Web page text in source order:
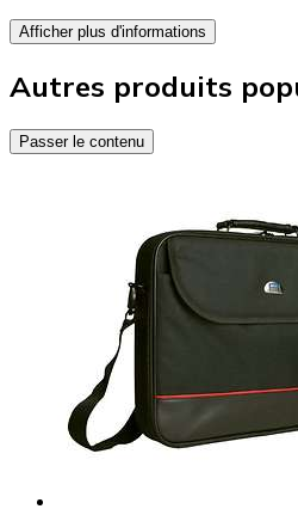
Afficher plus d'informations
Autres produits
Passer le contenu